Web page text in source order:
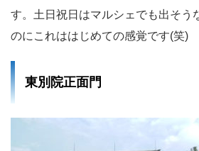
す。土日祝日はマルシェでも出そう
のにこれははじめての感覚です(笑)
東別院正面門